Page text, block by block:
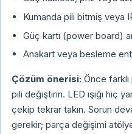
Kumanda pili bitmiş veya
Güç kartı (power board)
Anakart veya besleme
Çözüm önerisi: Önce
pili değiştirin. LED ışığı hiç
çekip tekrar takın. Sorun
gerekir; parça değişimi